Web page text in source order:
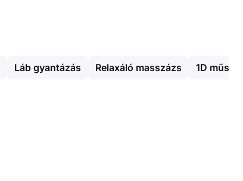
Láb gyantázás Relaxáló masszázs 1D